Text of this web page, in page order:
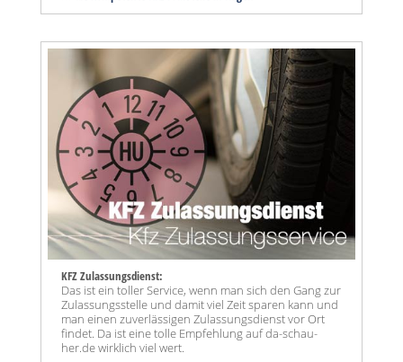
KFZ Zulassungsdienst:
Das ist ein toller Service, wenn man sich den Gang zur
Zulassungsstelle und damit viel Zeit sparen kann und
man einen zuverlässigen Zulassungsdienst vor Ort
findet. Da ist eine tolle Empfehlung auf da-schau-
her.de wirklich viel wert.